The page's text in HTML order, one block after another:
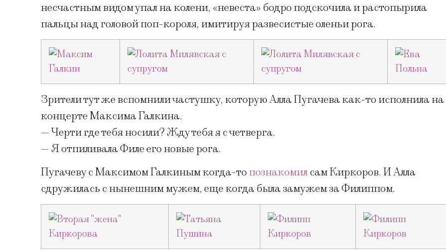
несчастным видом упал на колени, «невеста» бодро подскочила и растопырила
пальцы над головой поп-короля, имитируя развесистые оленьи рога.
Зрители тут же вспомнили частушку, которую Алла Пугачева как-то исполнила на
концерте Максима Галкина.
— Черти где тебя носили? Жду тебя я с четверга.
— Я отпиливала Филе его новые рога.
Пугачеву с Максимом Галкиным когда-то познакомилсам Киркоров. И Алла
сдружилась с нынешним мужем, еще когда была замужем за Филиппом.